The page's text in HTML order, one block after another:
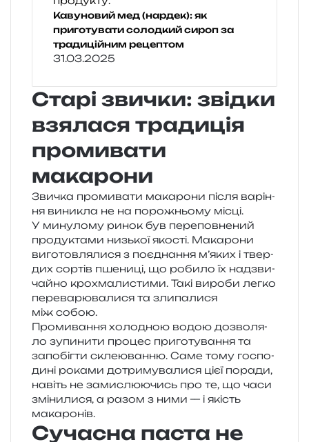
Кавуновий мед (нардек): як
приготувати солодкий сироп за
традиційним рецептом
31.03.2025
Старі звички: звідки
взялася традиція
промивати
макарони
Звичка про­ми­ва­ти мака­ро­ни після варі­н­
ня вини­кла не на поро­жньо­му місці.
У мину­ло­му ринок був пере­пов­не­ний
про­ду­кта­ми низь­кої яко­сті. Макарони
виго­тов­ля­ли­ся з поєд­на­н­ня м’яких і твер­
дих сор­тів пше­ни­ці, що роби­ло їх над­зви­
чай­но кро­хма­ли­сти­ми. Такі виро­би легко
пере­ва­рю­ва­ли­ся та зли­па­ли­ся
між собою.
Промивання холо­дною водою дозво­ля­
ло зупи­ни­ти про­цес при­го­ту­ва­н­ня та
запо­біг­ти скле­ю­ван­ню. Саме тому госпо­
ди­ні рока­ми дотри­му­ва­ли­ся цієї пора­ди,
навіть не зами­слю­ю­чись про те, що часи
змі­ни­ли­ся, а разом з ними — і якість
макаронів.
Сучасна паста не